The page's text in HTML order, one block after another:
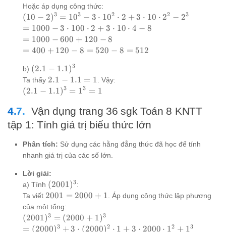
2)^3
=
8^3
512
Hoặc áp dụng công thức:
(10-
2)^3
=
10^3
\cdot
10^2
\cdot
2 + 3
\cdot
10
\cdot
2^3
(10 − 2)3 = 103 − 3 ⋅ 102 ⋅ 2 + 3 ⋅ 10 ⋅ 22 − 23
=
1000
- 3
100
\cdot
2 + 3
\cdot
10
\cdot
4 - 8
= 1000 − 3 ⋅ 100 ⋅ 2 + 3 ⋅ 10 ⋅ 4 − 8
=
1000
600
+
120
= 1000 − 600 + 120 − 8
=
+
120
- 8
520
- 8
=
512
= 400 + 120 − 8 = 520 − 8 = 512
b) (2.1-
1.1)^3
(2.1 − 1.1)3
Ta thấy 2.1-
1.1=1
2.1 − 1.1 = 1 . Vậy:
(2.1-
= 1^3
= 1
(2.1 − 1.1)3 = 13 = 1
Vận dụng trang 36 sgk Toán 8 KNTT
tập 1: Tính giá trị biểu thức lớn
Phân tích: Sử dụng các hằng đẳng thức đã học để tính
nhanh giá trị của các số lớn.
Lời giải:
a) Tính (2001)^3
(2001)3:
Ta viết 2001
=
2000
+ 1
2001 = 2000 + 1 . Áp dụng công thức lập phương
của một tổng:
(2001)^3 =
(2000+1)^3
(2001)3 = (2000 + 1)3
=
= (2000)3 + 3 ⋅ (2000)2 ⋅ 1 + 3 ⋅ 2000 ⋅ 12 + 13